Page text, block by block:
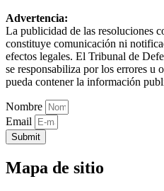
Advertencia:
La publicidad de las resoluciones
constituye comunicación ni
efectos legales. El Tribunal de
se responsabiliza por los errores u
pueda contener la información
Nombre
Email
Submit
Mapa de sitio